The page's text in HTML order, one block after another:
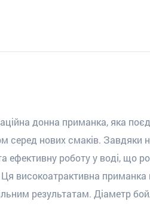
донна приманка, яка
серед нових смаків. Завдяки
ефективну роботу у воді, що
Ця високоатрактивна
результатам. Діаметр